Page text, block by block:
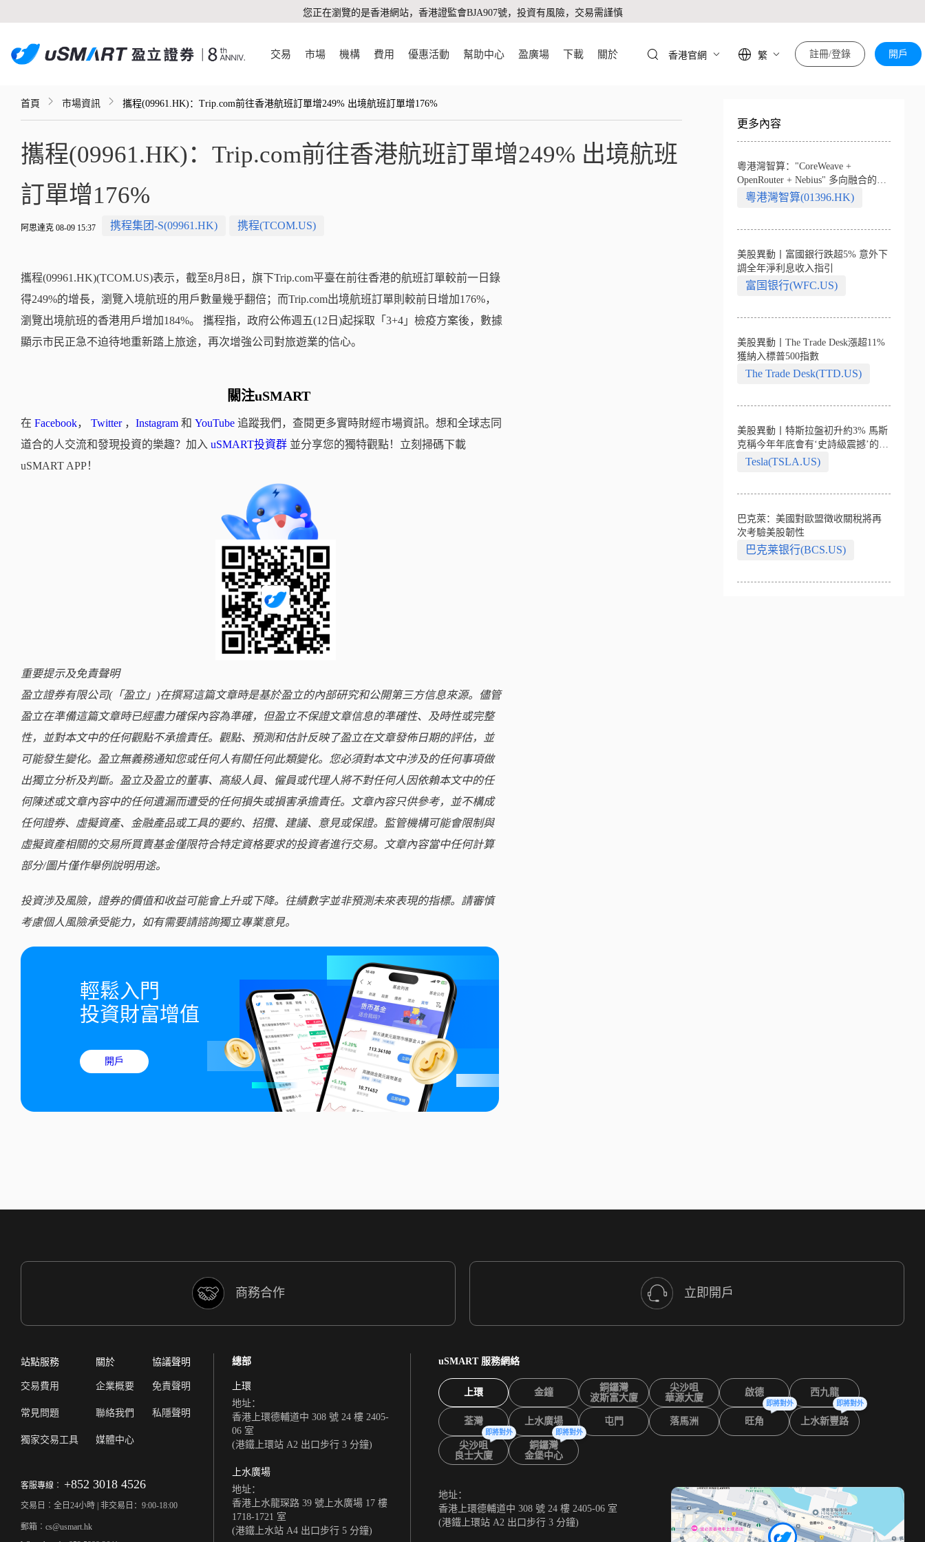
您正在瀏覽的是香港網站，香港證監會BJA907號，投資有風險，交易需謹慎
交易 市場 機構 費用 優惠活動 幫助中心 盈廣場 下載 關於 香港官網 繁 註冊/登錄 開戶
首頁 市場資訊 攜程(09961.HK)：Trip.com前往香港航班訂單增249% 出境航班訂單增176%
攜程(09961.HK)：Trip.com前往香港航班訂單增249% 出境航班
訂單增176%
阿思達克 08-09 15:37 携程集团-S(09961.HK) 携程(TCOM.US)
攜程(09961.HK)(TCOM.US)表示，截至8月8日，旗下Trip.com平臺在前往香港的航班訂單較前一日錄
得249%的增長，瀏覽入境航班的用戶數量幾乎翻倍；而Trip.com出境航班訂單則較前日增加176%，
瀏覽出境航班的香港用戶增加184%。 攜程指，政府公佈週五(12日)起採取「3+4」檢疫方案後，數據
顯示市民正急不迫待地重新踏上旅途，再次增強公司對旅遊業的信心。
關注uSMART
在 Facebook， Twitter， Instagram 和 YouTube 追蹤我們，查閱更多實時財經市場資訊。想和全球志同
道合的人交流和發現投資的樂趣？加入 uSMART投資群 並分享您的獨特觀點！立刻掃碼下載
uSMART APP！
重要提示及免責聲明
盈立證券有限公司(「盈立」)在撰冩這篇文章時是基於盈立的內部研究和公開第三方信息來源。儘管
盈立在準備這篇文章時已經盡力確保內容為準確，但盈立不保證文章信息的準確性、及時性或完整
性，並對本文中的任何觀點不承擔責任。觀點、預測和估計反映了盈立在文章發佈日期的評估，並
可能發生變化。盈立無義務通知您或任何人有關任何此類變化。您必須對本文中涉及的任何事項做
出獨立分析及判斷。盈立及盈立的董事、高級人員、僱員或代理人將不對任何人因依賴本文中的任
何陳述或文章內容中的任何遺漏而遭受的任何損失或損害承擔責任。文章內容只供參考，並不構成
任何證券、虛擬資產、金融產品或工具的要約、招攬、建議、意見或保證。監管機構可能會限制與
虛擬資產相關的交易所買賣基金僅限符合特定資格要求的投資者進行交易。文章內容當中任何計算
部分/圖片僅作舉例說明用途。
投資涉及風險，證券的價值和收益可能會上升或下降。往績數字並非預測未來表現的指標。請審慎
考慮個人風險承受能力，如有需要請諮詢獨立專業意見。
輕鬆入門
投資財富增值
開戶
更多內容
粵港灣智算："CoreWeave +
OpenRouter + Nebius" 多向融合的中
國智算新範式
粵港灣智算(01396.HK)
美股異動丨富國銀行跌超5% 意外下
調全年淨利息收入指引
富国银行(WFC.US)
美股異動丨The Trade Desk漲超11%
獲納入標普500指數
The Trade Desk(TTD.US)
美股異動丨特斯拉盤初升約3% 馬斯
克稱今年年底會有‘史詩級震撼’的演
示Tesla(TSLA.US)
巴克萊：美國對歐盟徵收關稅將再
次考驗美股韌性
巴克莱银行(BCS.US)
商務合作 立即開戶
站點服務
交易費用
常見問題
獨家交易工具
關於
企業概要
聯絡我們
媒體中心
協議聲明
免責聲明
私隱聲明
客服專線︰ +852 3018 4526
交易日︰全日24小時 | 非交易日：9:00-18:00
郵箱︰cs@usmart.hk
總部
上環
地址：
香港上環德輔道中 308 號 24 樓 2405-
06 室
(港鐵上環站 A2 出口步行 3 分鐘)
上水廣場
地址：
香港上水龍琛路 39 號上水廣場 17 樓
1718-1721 室
(港鐵上水站 A4 出口步行 5 分鐘)
uSMART 服務網絡
上環 金鐘
銅鑼灣
波斯富大廈
尖沙咀
華源大廈
啟德 西九龍
荃灣 上水廣場 屯門 落馬洲 旺角
即將對外
上水新豐路
即將對外
尖沙咀
良士大廈
即將對外
銅鑼灣
金堡中心
即將對外
地址：
香港上環德輔道中 308 號 24 樓 2405-06 室
(港鐵上環站 A2 出口步行 3 分鐘)